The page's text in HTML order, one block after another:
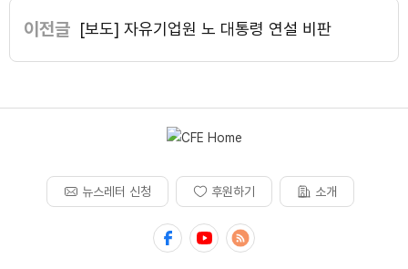
이전글 [보도] 자유기업원 노 대통령 연설 비판
뉴스레터 신청 후원하기 소개